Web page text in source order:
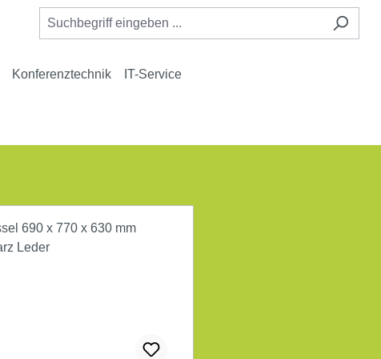
Konferenztechnik IT-Service